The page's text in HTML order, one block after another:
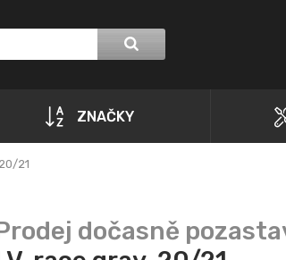
ZNAČKY
21